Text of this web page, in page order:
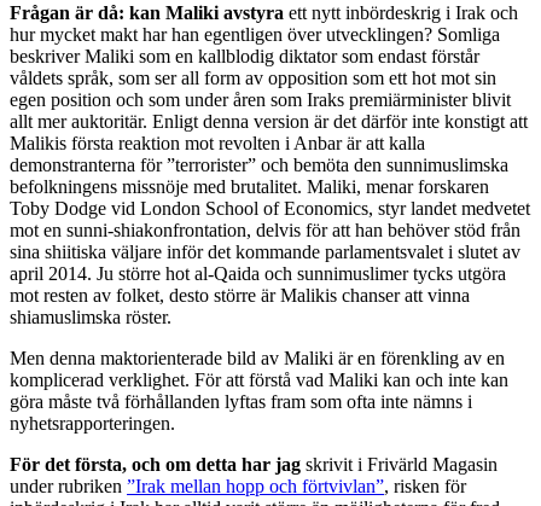
Frågan är då: kan Maliki avstyra ett nytt inbördeskrig i Irak och
hur mycket makt har han egentligen över utvecklingen? Somliga
beskriver Maliki som en kallblodig diktator som endast förstår
våldets språk, som ser all form av opposition som ett hot mot sin
egen position och som under åren som Iraks premiärminister blivit
allt mer auktoritär. Enligt denna version är det därför inte konstigt att
Malikis första reaktion mot revolten i Anbar är att kalla
demonstranterna för ”terrorister” och bemöta den sunnimuslimska
befolkningens missnöje med brutalitet. Maliki, menar forskaren
Toby Dodge vid London School of Economics, styr landet medvetet
mot en sunni-shiakonfrontation, delvis för att han behöver stöd från
sina shiitiska väljare inför det kommande parlamentsvalet i slutet av
april 2014. Ju större hot al-Qaida och sunnimuslimer tycks utgöra
mot resten av folket, desto större är Malikis chanser att vinna
shiamuslimska röster.
Men denna maktorienterade bild av Maliki är en förenkling av en
komplicerad verklighet. För att förstå vad Maliki kan och inte kan
göra måste två förhållanden lyftas fram som ofta inte nämns i
nyhetsrapporteringen.
För det första, och om detta har jag skrivit i Frivärld Magasin
under rubriken ”Irak mellan hopp och förtvivlan”, risken för